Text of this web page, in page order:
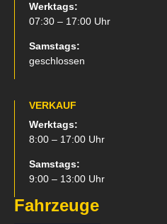
Werktags:
07:30 – 17:00 Uhr
Samstags:
geschlossen
VERKAUF
Werktags:
8:00 – 17:00 Uhr
Samstags:
9:00 – 13:00 Uhr
Fahrzeuge